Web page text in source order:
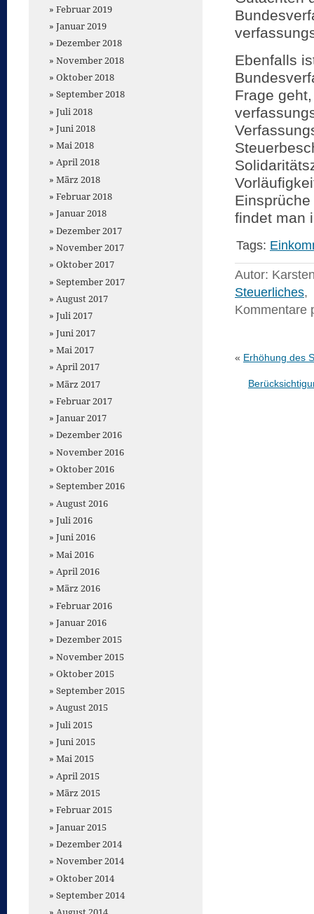
Ebenfalls
Frage
findet man
Tags:
Autor:
Steuerliches,
Kommentare
« Erhöhung des
Februar 2019
Januar 2019
Dezember 2018
November 2018
Oktober 2018
September 2018
Juli 2018
Juni 2018
Mai 2018
April 2018
März 2018
Februar 2018
Januar 2018
Dezember 2017
November 2017
Oktober 2017
September 2017
August 2017
Juli 2017
Juni 2017
Mai 2017
April 2017
März 2017
Februar 2017
Januar 2017
Dezember 2016
November 2016
Oktober 2016
September 2016
August 2016
Juli 2016
Juni 2016
Mai 2016
April 2016
März 2016
Februar 2016
Januar 2016
Dezember 2015
November 2015
Oktober 2015
September 2015
August 2015
Juli 2015
Juni 2015
Mai 2015
April 2015
März 2015
Februar 2015
Januar 2015
Dezember 2014
November 2014
Oktober 2014
September 2014